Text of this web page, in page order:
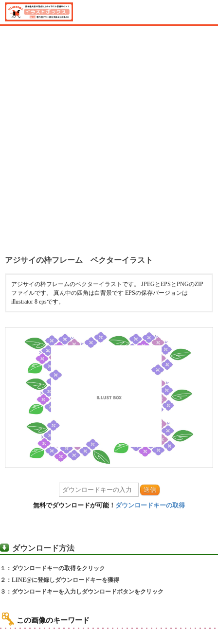
アジサイの枠フレーム ベクターイラスト
アジサイの枠フレームのベクターイラストです。 JPEGとEPSとPNGのZIP
ファイルです。 真ん中の四角は白背景です EPSの保存バージョンは
illustrator 8 epsです。
送信
無料でダウンロードが可能！ ダウンロードキーの取得
ダウンロード方法
１：ダウンロードキーの取得をクリック
２：LINE@に登録しダウンロードキーを獲得
３：ダウンロードキーを入力しダウンロードボタンをクリック
この画像のキーワード